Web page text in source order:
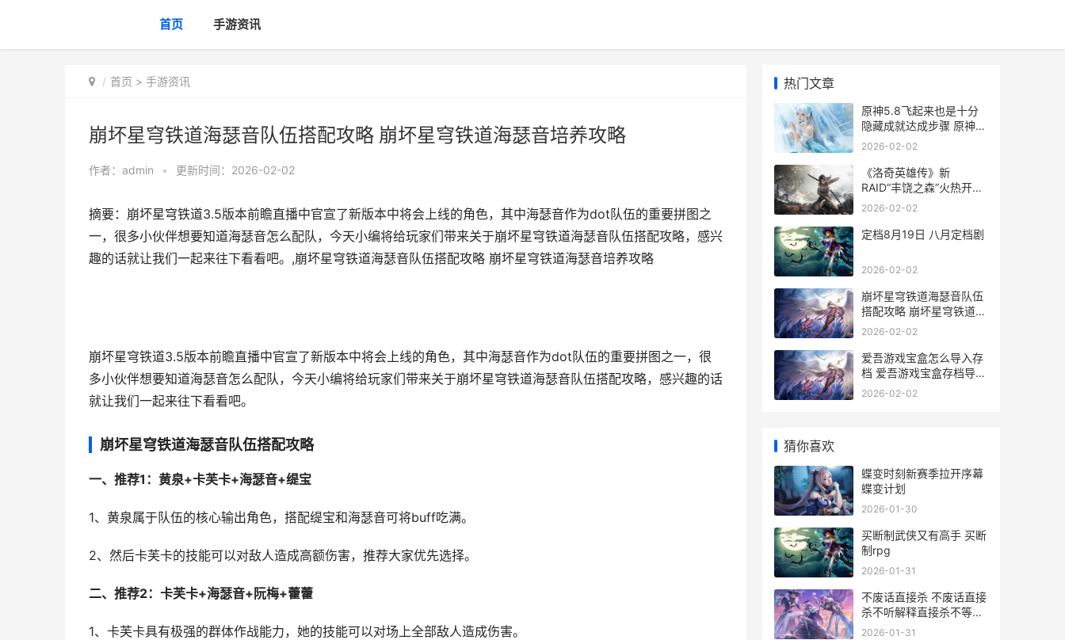
首页 手游资讯
首页 > 手游资讯
崩坏星穹铁道海瑟音队伍搭配攻略 崩坏星穹铁道海瑟音培养攻略
作者： admin • 更新时间：2026-02-02
摘要：崩坏星穹铁道3.5版本前瞻直播中官宣了新版本中将会上线的角色，其中海瑟音作为dot队伍的重要拼图之
一，很多小伙伴想要知道海瑟音怎么配队，今天小编将给玩家们带来关于崩坏星穹铁道海瑟音队伍搭配攻略，感兴
趣的话就让我们一起来往下看看吧。,崩坏星穹铁道海瑟音队伍搭配攻略 崩坏星穹铁道海瑟音培养攻略
崩坏星穹铁道3.5版本前瞻直播中官宣了新版本中将会上线的角色，其中海瑟音作为dot队伍的重要拼图之一，很
多小伙伴想要知道海瑟音怎么配队，今天小编将给玩家们带来关于崩坏星穹铁道海瑟音队伍搭配攻略，感兴趣的话
就让我们一起来往下看看吧。
崩坏星穹铁道海瑟音队伍搭配攻略
一、推荐1：黄泉+卡芙卡+海瑟音+缇宝
1、黄泉属于队伍的核心输出角色，搭配缇宝和海瑟音可将buff吃满。
2、然后卡芙卡的技能可以对敌人造成高额伤害，推荐大家优先选择。
二、推荐2：卡芙卡+海瑟音+阮梅+藿藿
1、卡芙卡具有极强的群体作战能力，她的技能可以对场上全部敌人造成伤害。
热门文章
原神5.8飞起来也是十分
隐藏成就达成步骤 原神飞
行飞不过去
2026-02-02
《洛奇英雄传》新
RAID“丰饶之森”火热开战
洛奇英雄传2
2026-02-02
定档8月19日 八月定档剧
2026-02-02
崩坏星穹铁道海瑟音队伍
搭配攻略 崩坏星穹铁道海
瑟音培养攻略
2026-02-02
爱吾游戏宝盒怎么导入存
档 爱吾游戏宝盒存档导入
方法 爱吾游戏宝盒怎么联
2026-02-02
猜你喜欢
蝶变时刻新赛季拉开序幕
蝶变计划
2026-01-30
买断制武侠又有高手 买断
制rpg
2026-01-31
不废话直接杀 不废话直接
杀不听解释直接杀不等说
话直接杀
2026-01-31